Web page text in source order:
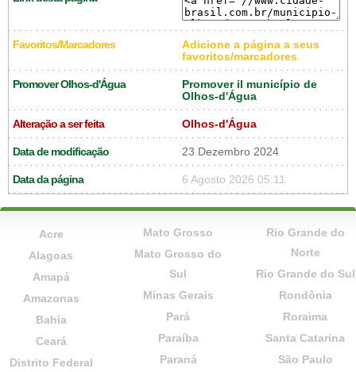
Favoritos/Marcadores
Adicione a página a seus
favoritos/marcadores
Promover Olhos-d'Água
Promover il município de
Olhos-d'Água
Alteração a ser feita Olhos-d'Água
Data de modificação 23 Dezembro 2024
Data da página 6 Agosto 2026 05:11
Acre
Alagoas
Amapá
Amazonas
Bahia
Ceará
Distrito Federal
Mato Grosso
Mato Grosso do
Sul
Minas Gerais
Pará
Paraíba
Paraná
Rio Grande do
Norte
Rio Grande do Sul
Rondônia
Roraima
Santa Catarina
São Paulo